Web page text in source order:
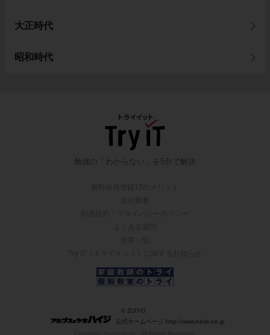
大正時代
昭和時代
勉強の「わからない」を5分で解決
© ZUIYO
公式ホームページ http://www.heidi.ne.jp